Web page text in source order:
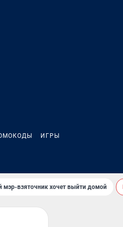
ИГРЫ
мэр-взяточник хочет выйти домой